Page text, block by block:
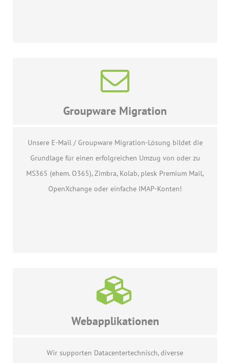
Groupware Migration
Unsere E-Mail / Groupware Migration-Lösung bildet die
Grundlage für einen erfolgreichen Umzug von oder zu
MS365 (ehem. O365), Zimbra, Kolab, plesk Premium Mail,
OpenXchange oder einfache IMAP-Konten!
Webapplikationen
Wir supporten Datacentertechnisch, diverse